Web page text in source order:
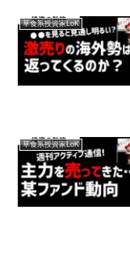
草食系投資家LoK
草食系投資家LoK